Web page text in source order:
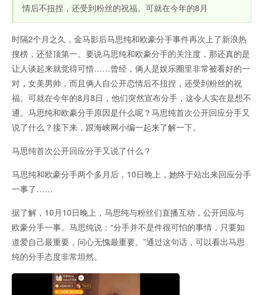
情后不扭捏，还受到粉丝的祝福。可就在今年的8月
时隔2个月之久，金马影后马思纯和欧豪分手事件再次上了新浪热
搜榜，还登顶第一。要说马思纯和欧豪分手的关注度，那还真的是
让人谈起来就觉得可惜……曾经，俩人是娱乐圈里非常被看好的一
对，女美男帅，而且俩人自公开恋情后不扭捏，还受到粉丝的祝
福。可就在今年的8月8日，他们突然宣布分手，这令人实在是想不
通。马思纯和欧豪分手原因是什么呢？马思纯首次公开回应分手又
说了什么？接下来，跟海峡网小编一起来了解一下。
马思纯首次公开回应分手又说了什么？
马思纯和欧豪分手两个多月后，10日晚上，她终于站出来回应分手
一事了……
据了解，10月10日晚上，马思纯与粉丝们直播互动，公开回应与
欧豪分手一事。马思纯说：“分手并不是件很可怕的事情，只要知
道爱自己最重要，问心无愧最重要。”通过这句话，可以看出马思
纯的分手态度非常坦然。